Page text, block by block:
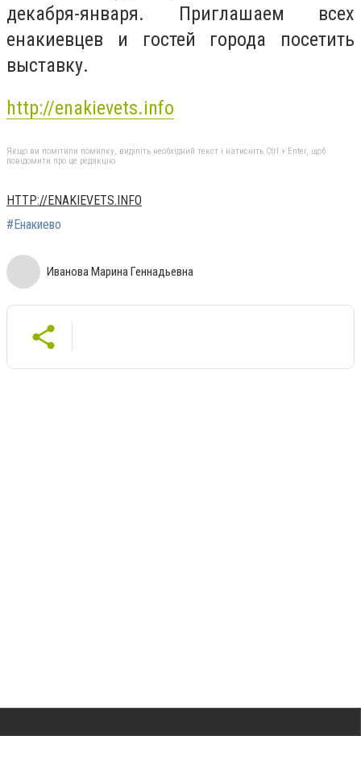
декабря-января. Приглашаем всех
енакиевцев и гостей города посетить
выставку.
http://enakievets.info
Якщо ви помітили помилку, виділіть необхідний текст і натисніть Ctrl + Enter, щоб
повідомити про це редакцію
HTTP://ENAKIEVETS.INFO
#Енакиево
Иванова Марина Геннадьевна